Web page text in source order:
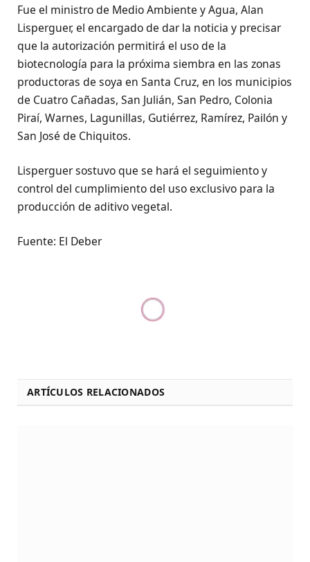
Fue el ministro de Medio Ambiente y Agua, Alan
Lisperguer, el encargado de dar la noticia y precisar
que la autorización permitirá el uso de la
biotecnología para la próxima siembra en las zonas
productoras de soya en Santa Cruz, en los municipios
de Cuatro Cañadas, San Julián, San Pedro, Colonia
Piraí, Warnes, Lagunillas, Gutiérrez, Ramírez, Pailón y
San José de Chiquitos.
Lisperguer sostuvo que se hará el seguimiento y
control del cumplimiento del uso exclusivo para la
producción de aditivo vegetal.
Fuente: El Deber
ARTÍCULOS RELACIONADOS